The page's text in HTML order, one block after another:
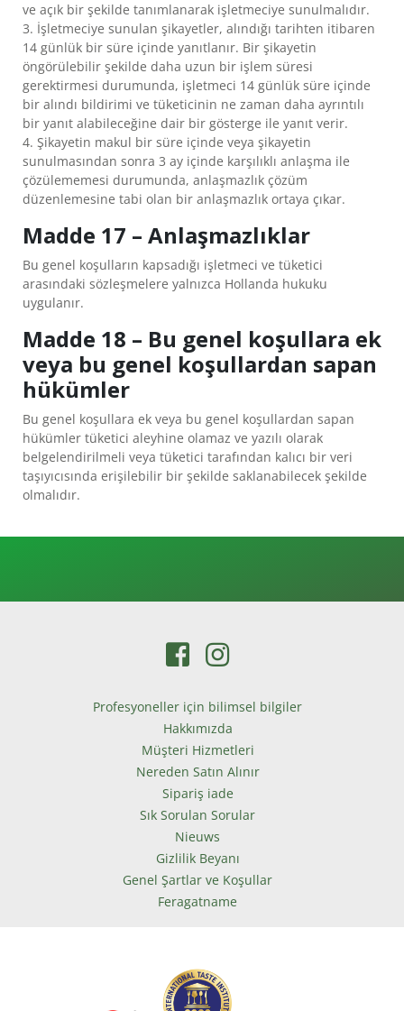
ve açık bir şekilde tanımlanarak işletmeciye sunulmalıdır.
3. İşletmeciye sunulan şikayetler, alındığı tarihten itibaren
14 günlük bir süre içinde yanıtlanır. Bir şikayetin
öngörülebilir şekilde daha uzun bir işlem süresi
gerektirmesi durumunda, işletmeci 14 günlük süre içinde
bir alındı bildirimi ve tüketicinin ne zaman daha ayrıntılı
bir yanıt alabileceğine dair bir gösterge ile yanıt verir.
4. Şikayetin makul bir süre içinde veya şikayetin
sunulmasından sonra 3 ay içinde karşılıklı anlaşma ile
çözülememesi durumunda, anlaşmazlık çözüm
düzenlemesine tabi olan bir anlaşmazlık ortaya çıkar.
Madde 17 – Anlaşmazlıklar
Bu genel koşulların kapsadığı işletmeci ve tüketici
arasındaki sözleşmelere yalnızca Hollanda hukuku
uygulanır.
Madde 18 – Bu genel koşullara ek
veya bu genel koşullardan sapan
hükümler
Bu genel koşullara ek veya bu genel koşullardan sapan
hükümler tüketici aleyhine olamaz ve yazılı olarak
belgelendirilmeli veya tüketici tarafından kalıcı bir veri
taşıyıcısında erişilebilir bir şekilde saklanabilecek şekilde
olmalıdır.
Profesyoneller için bilimsel bilgiler
Hakkımızda
Müşteri Hizmetleri
Nereden Satın Alınır
Sipariş iade
Sık Sorulan Sorular
Nieuws
Gizlilik Beyanı
Genel Şartlar ve Koşullar
Feragatname